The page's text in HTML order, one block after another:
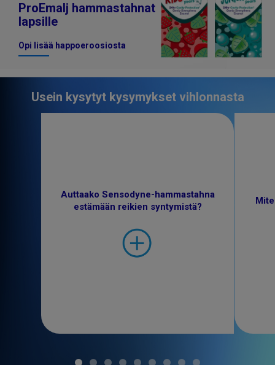
ProEmalj hammastahnat
lapsille
Opi lisää happoeroosiosta
Usein kysytyt kysymykset vihlonnasta
Auttaako Sensodyne-hammastahna
estämään reikien syntymistä?